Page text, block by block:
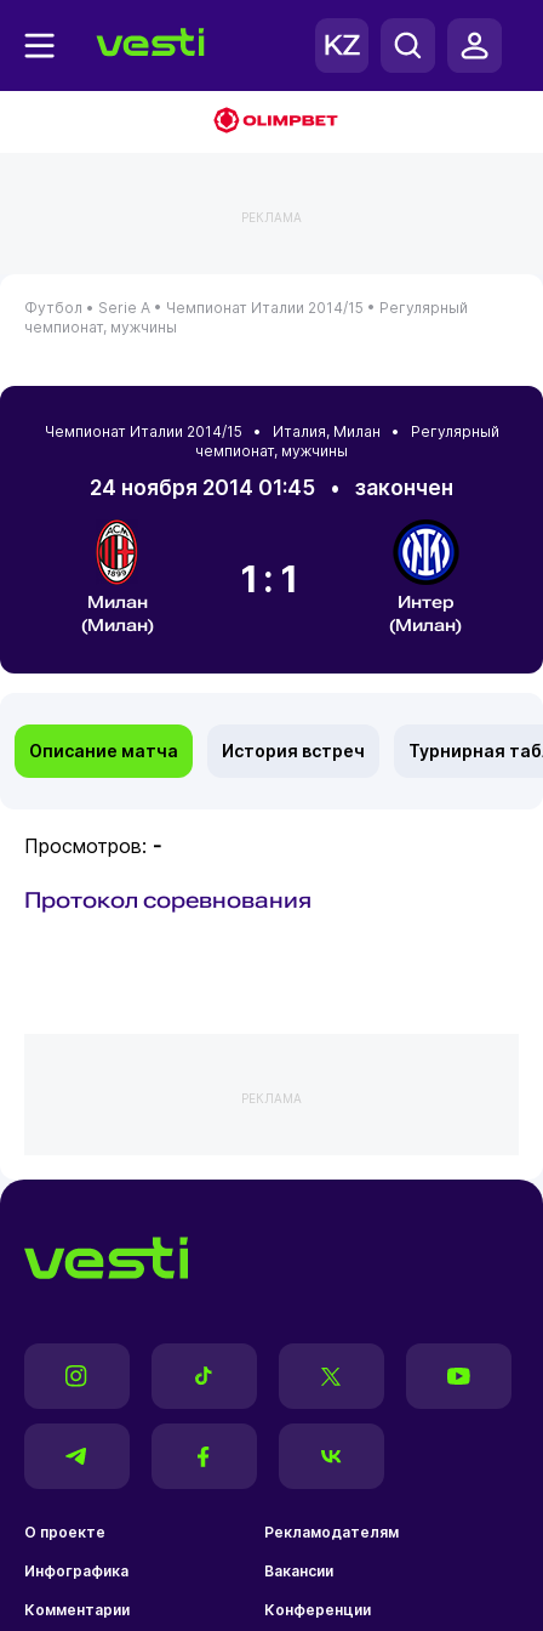
РЕКЛАМА
Футбол • Serie A • Чемпионат Италии 2014/15 • Регулярный
чемпионат, мужчины
Чемпионат Италии 2014/15 • Италия, Милан • Регулярный
чемпионат, мужчины
24 ноября 2014 01:45 • закончен
Милан
(Милан)
1:1
Интер
(Милан)
Описание матча История встреч Турнирная
Просмотров: -
Протокол соревнования
РЕКЛАМА
О проекте Рекламодателям
Инфографика Вакансии
Комментарии Конференции